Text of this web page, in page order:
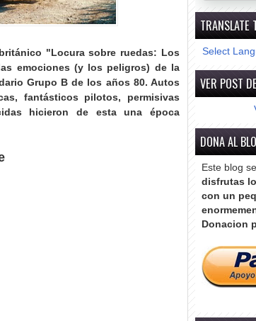
"Locura sobre ruedas: Los
emociones (y los peligros) de la
Grupo B de los años 80. Autos
fantásticos pilotos, permisivas
hicieron de esta una época
TRANSLATE
Select
VER POST
DONA AL
Este blog
disfrutas
con un
Donacion